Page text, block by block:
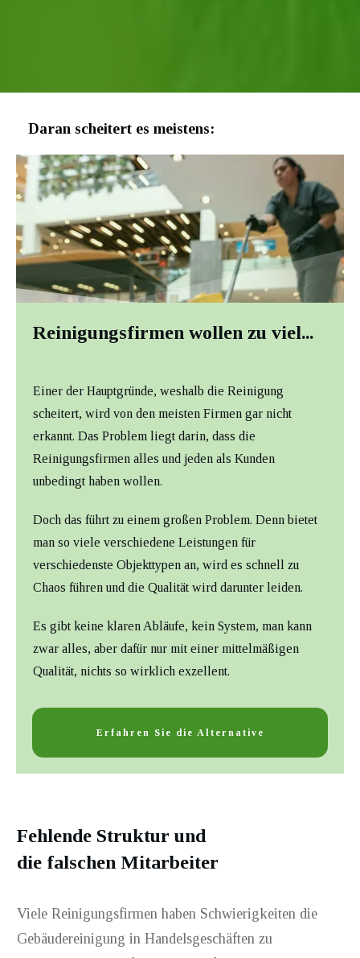
Daran scheitert es meistens:
Reinigungsfirmen wollen zu viel...
Einer der Hauptgründe, weshalb die Reinigung
scheitert, wird von den meisten Firmen gar nicht
erkannt. Das Problem liegt darin, dass die
Reinigungsfirmen alles und jeden als Kunden
unbedingt haben wollen.
Doch das führt zu einem großen Problem. Denn bietet
man so viele verschiedene Leistungen für
verschiedenste Objekttypen an, wird es schnell zu
Chaos führen und die Qualität wird darunter leiden.
Es gibt keine klaren Abläufe, kein System, man kann
zwar alles, aber dafür nur mit einer mittelmäßigen
Qualität, nichts so wirklich exzellent.
Erfahren Sie die Alternative
Fehlende Struktur und
die falschen Mitarbeiter
Viele Reinigungsfirmen haben Schwierigkeiten die
Gebäudereinigung in Handelsgeschäften zu